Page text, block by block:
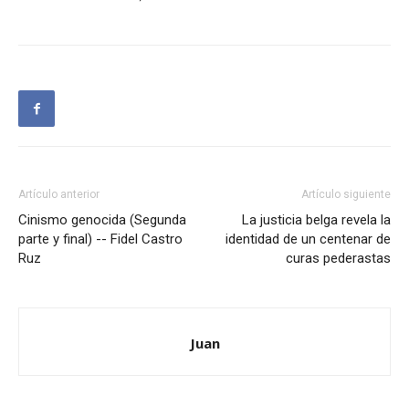
Artículo anterior
Cinismo genocida (Segunda
parte y final) -- Fidel Castro
Ruz
Artículo siguiente
La justicia belga revela la
identidad de un centenar de
curas pederastas
Juan